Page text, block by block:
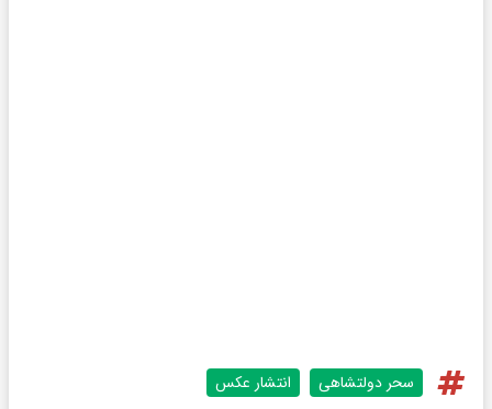
سحر دولتشاهی انتشار عکس